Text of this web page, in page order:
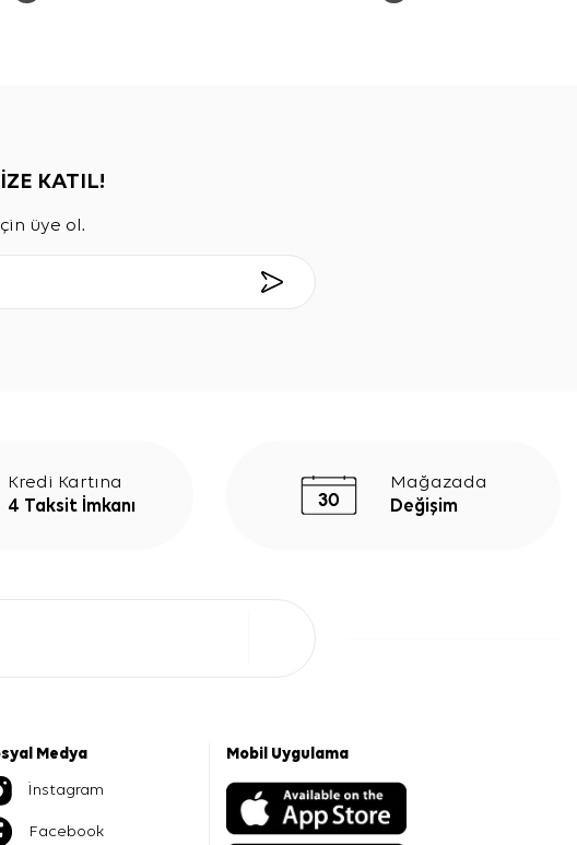
KATIL!
üye ol.
Kredi Kartına
4 Taksit İmkanı
Mağazada
Değişim
Medya
İnstagram
Facebook
Mobil Uygulama